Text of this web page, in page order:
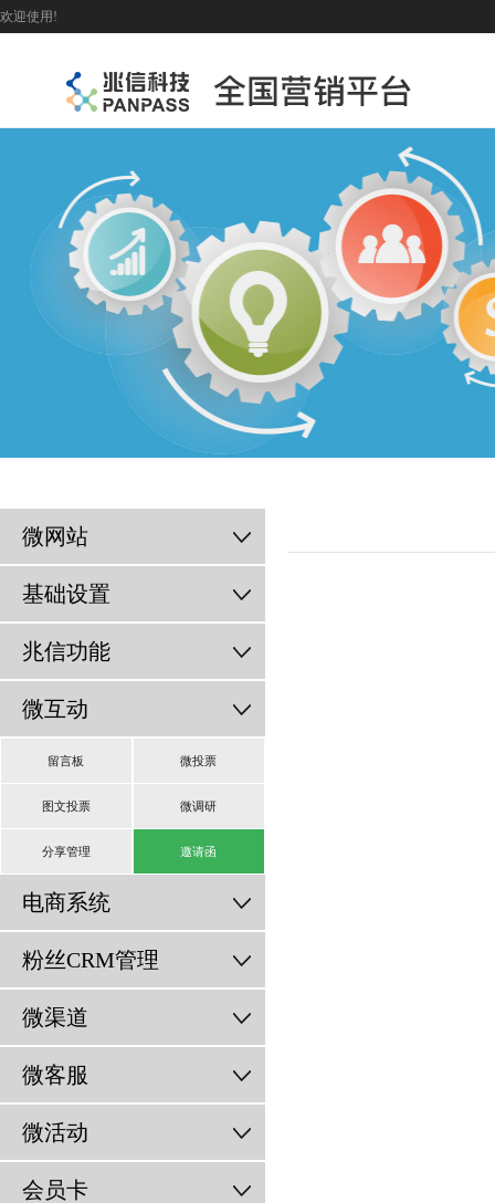
欢迎使用!
微网站
基础设置
兆信功能
微互动
留言板 微投票
图文投票 微调研
分享管理 邀请函
电商系统
粉丝CRM管理
微渠道
微客服
微活动
会员卡